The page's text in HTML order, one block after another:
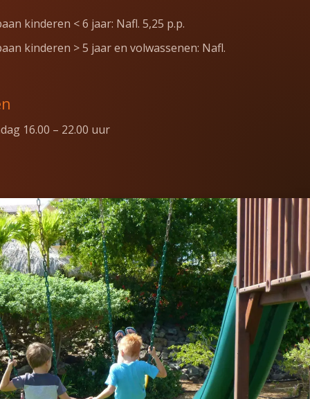
kinderen < 6 jaar: Nafl. 5,25 p.p.
kinderen > 5 jaar en volwassenen: Nafl.
16.00 – 22.00 uur